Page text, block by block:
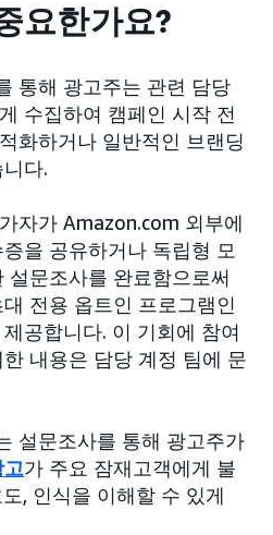
요한가요?
통해 광고주는 관련 담당
수집하여 캠페인 시작 전
화하거나 일반적인 브랜딩
다.
자가 Amazon.com 외부에
을 공유하거나 독립형 모
설문조사를 완료함으로써
전용 옵트인 프로그램인
공합니다. 이 기회에 참여
내용은 담당 계정 팀에 문
설문조사를 통해 광고주가
고가 주요 잠재고객에게 불
, 인식을 이해할 수 있게